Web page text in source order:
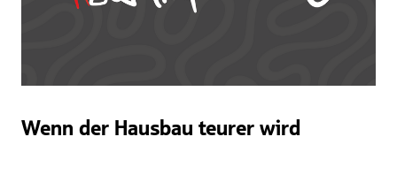
Wenn der Hausbau teurer wird